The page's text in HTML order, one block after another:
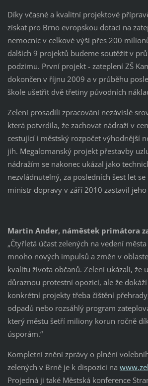
Díky včasné a kvalitní projektové
získat pro Brno evropskou dotaci na
nemocnic v celkové výši přes 200
dalších 9 projektů budeme soutěžit v
podzimu. První projekt - zateplení ZŠ
dokončen v říjnu 2009 a v průběhu
škole ušetřit dvě třetiny původních
Zelení prosadili zpracování nezávislé
která potvrdila, že zachovat nádraží v
cestující i městský rozpočet výhodnější
jih. Megalomanský projekt přestavby
nádražím se nakonec ukázal jako
nezvládnutelný, za posledních šest let
ministr dopravy v září 2010 zastavil
Martin Ander, náměstek primátora
„Čtyřletá účast zelených na vedení
mnoho nových impulsů a změn v
kvalitu života občanů. Zelení ukázali, že
důraznou protestní opozicí, ale že
konkrétní projekty třeba čištění
odpadů nebo rozsáhlý program
který městu šetří miliony korun ročně
úsporám.“
Kompletní znění zprávy o plnění
zelených v Brně je k dispozici na
Projedná ji také Městská konference